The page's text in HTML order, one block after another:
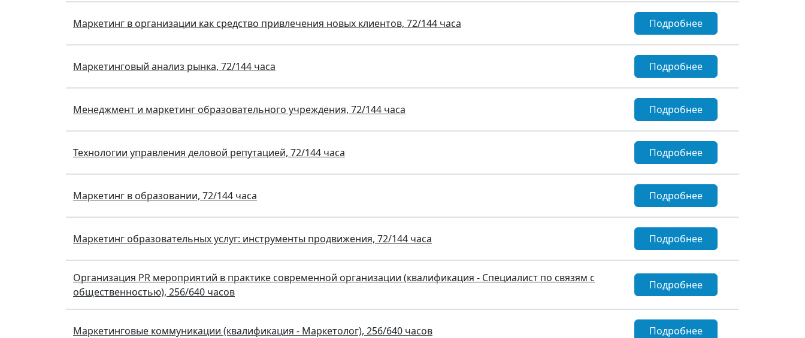
Маркетинг в организации как средство привлечения новых клиентов, 72/144 часа Подробнее
Маркетинговый анализ рынка, 72/144 часа Подробнее
Менеджмент и маркетинг образовательного учреждения, 72/144 часа Подробнее
Технологии управления деловой репутацией, 72/144 часа Подробнее
Маркетинг в образовании, 72/144 часа Подробнее
Маркетинг образовательных услуг: инструменты продвижения, 72/144 часа Подробнее
Организация PR мероприятий в практике современной организации (квалификация - Специалист по связям с
общественностью), 256/640 часов
Подробнее
Маркетинговые коммуникации (квалификация - Маркетолог), 256/640 часов Подробнее